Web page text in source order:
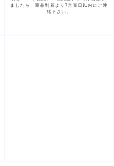
ましたら、商品到着より7営業日以内にご連
絡下さい。